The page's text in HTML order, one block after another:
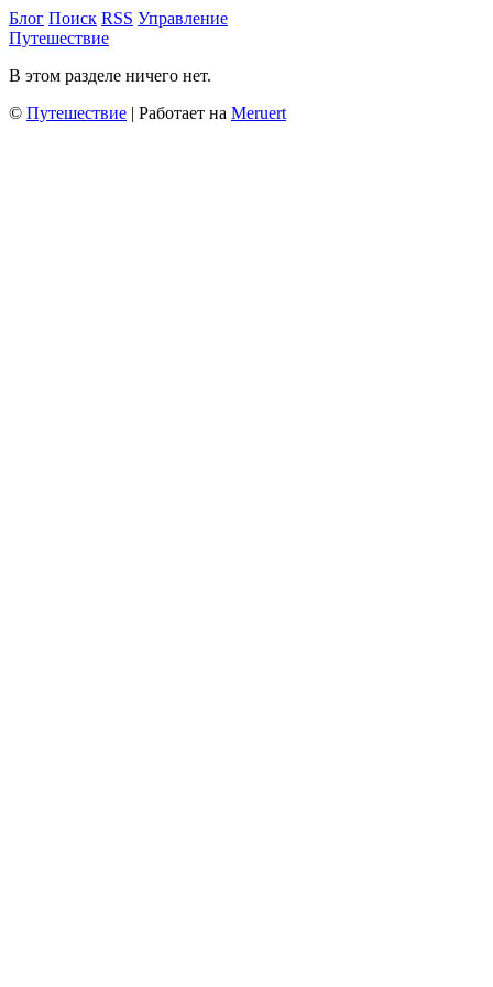
Блог Поиск RSS Управление
Путешествие
В этом разделе ничего нет.
© Путешествие | Работает на Meruert